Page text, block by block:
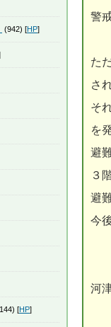
警
た
さ
そ
を
避
３
避
今
河
(942) [HP]
[HP]